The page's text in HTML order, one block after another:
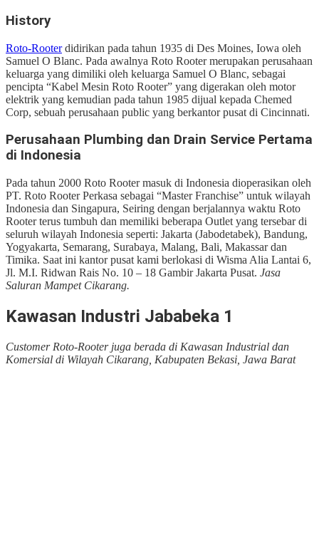
History
Roto-Rooterdidirikan pada tahun 1935 di Des Moines, Iowa oleh
Samuel O Blanc. Pada awalnya Roto Rooter merupakan perusahaan
keluarga yang dimiliki oleh keluarga Samuel O Blanc, sebagai
pencipta “Kabel Mesin Roto Rooter” yang digerakan oleh motor
elektrik yang kemudian pada tahun 1985 dijual kepada Chemed
Corp, sebuah perusahaan public yang berkantor pusat di Cincinnati.
Perusahaan Plumbing dan Drain Service Pertama
di Indonesia
Pada tahun 2000 Roto Rooter masuk di Indonesia dioperasikan oleh
PT. Roto Rooter Perkasa sebagai “Master Franchise” untuk wilayah
Indonesia dan Singapura, Seiring dengan berjalannya waktu Roto
Rooter terus tumbuh dan memiliki beberapa Outlet yang tersebar di
seluruh wilayah Indonesia seperti: Jakarta (Jabodetabek), Bandung,
Yogyakarta, Semarang, Surabaya, Malang, Bali, Makassar dan
Timika. Saat ini kantor pusat kami berlokasi di Wisma Alia Lantai 6,
Jl. M.I. Ridwan Rais No. 10 – 18 Gambir Jakarta Pusat. Jasa
Saluran Mampet Cikarang.
Kawasan Industri Jababeka 1
Customer Roto-Rooter juga berada di Kawasan Industrial dan
Komersial di Wilayah Cikarang, Kabupaten Bekasi, Jawa Barat